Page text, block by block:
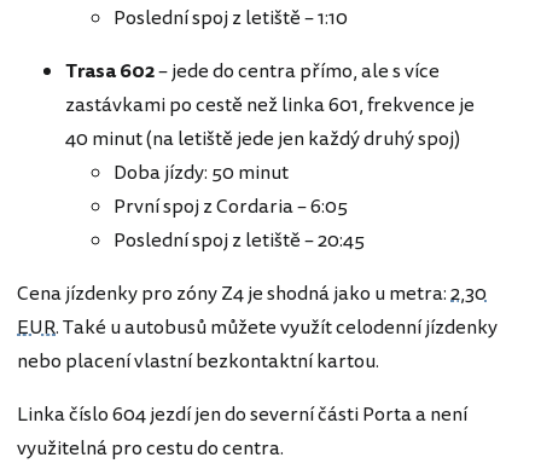
Poslední spoj z letiště – 1:10
Trasa 602– jede do centra přímo, ale s více
zastávkami po cestě než linka 601, frekvence je
40 minut (na letiště jede jen každý druhý spoj)
Doba jízdy: 50 minut
První spoj z Cordaria – 6:05
Poslední spoj z letiště – 20:45
Cena jízdenky pro zóny Z4 je shodná jako u metra:2,30
EUR. Také u autobusů můžete využít celodenní jízdenky
nebo placení vlastní bezkontaktní kartou.
Linka číslo 604 jezdí jen do severní části Porta a není
využitelná pro cestu do centra.